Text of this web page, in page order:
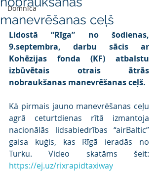
Domnīca
manevrēšanas ceļš
Lidostā “Rīga” no šodienas,
9.septembra, darbu sācis ar
Kohēzijas fonda (KF) atbalstu
izbūvētais otrais ātrās
nobraukšanas manevrēšanas ceļš.
Kā pirmais jauno manevrēšanas ceļu
agrā ceturtdienas rītā izmantoja
nacionālās lidsabiedrības “airBaltic”
gaisa kuģis, kas Rīgā ieradās no
https://ej.uz/rixrapidtaxiway